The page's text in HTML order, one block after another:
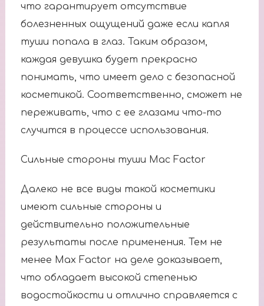
что гарантирует отсутствие
болезненных ощущений даже если капля
туши попала в глаз. Таким образом,
каждая девушка будет прекрасно
понимать, что имеет дело с безопасной
косметикой. Соответственно, сможет не
переживать, что с ее глазами что-то
случится в процессе использования.
Сильные стороны туши Mac Factor
Далеко не все виды такой косметики
имеют сильные стороны и
действительно положительные
результаты после применения. Тем не
менее Max Factor на деле доказывает,
что обладает высокой степенью
водостойкости и отлично справляется с